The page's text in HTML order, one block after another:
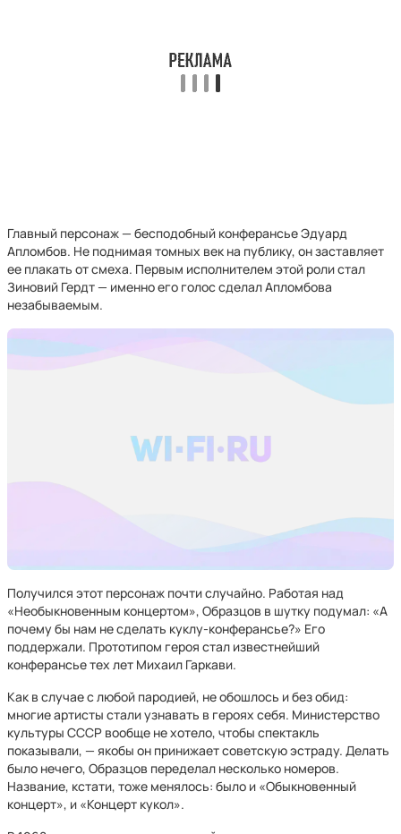
Главный персонаж — бесподобный конферансье Эдуард
Апломбов. Не поднимая томных век на публику, он заставляет
ее плакать от смеха. Первым исполнителем этой роли стал
Зиновий Гердт — именно его голос сделал Апломбова
незабываемым.
Получился этот персонаж почти случайно. Работая над
«Необыкновенным концертом», Образцов в шутку подумал: «А
почему бы нам не сделать куклу-конферансье?» Его
поддержали. Прототипом героя стал известнейший
конферансье тех лет Михаил Гаркави.
Как в случае с любой пародией, не обошлось и без обид:
многие артисты стали узнавать в героях себя. Министерство
культуры СССР вообще не хотело, чтобы спектакль
показывали, — якобы он принижает советскую эстраду. Делать
было нечего, Образцов переделал несколько номеров.
Название, кстати, тоже менялось: было и «Обыкновенный
концерт», и «Концерт кукол».